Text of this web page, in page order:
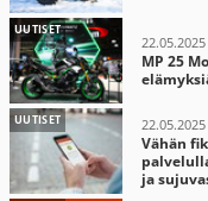
UUTISET
22.05.2025
MP 25
UUTISET 22.05.2025
Vähän
ja